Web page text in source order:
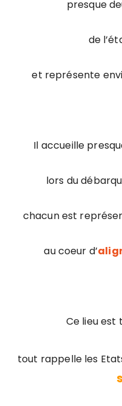
presque
de
et représente
Il accueille
lors du
chacun est
au coeur d’
Ce lieu
tout rappelle les